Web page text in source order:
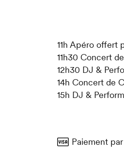
11h Apéro offert
11h30 Concert
12h30 DJ &
14h Concert de
15h DJ &
Paiement